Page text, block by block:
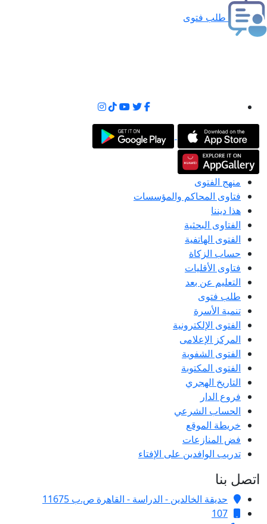
طلب فتوى
منهج الفتوى
فتاوى المحاكم والمؤسسات
هذا ديننا
الفتاوى البحثية
الفتوى الهاتفية
حساب الزكاة
فتاوى الأقليات
التعليم عن بعد
طلب فتوى
تنمية الأسرة
الفتوى الإلكترونية
المركز الإعلامى
الفتوى الشفوية
الفتوى المكتوبة
التاريخ الهجري
فروع الدار
الحساب الشرعي
خريطة الموقع
فض المنازعات
تدريب الوافدين على الإفتاء
بنا
حديقة الخالدين - الدراسة - القاهرة ص.ب 11675
107